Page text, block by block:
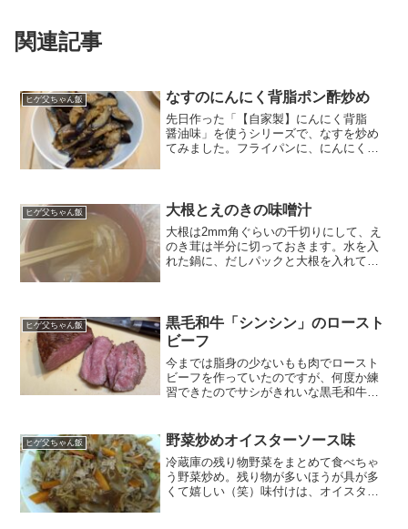
関連記事
ヒゲ父ちゃん飯 なすのにんにく背脂ポン酢炒め
先日作った「【自家製】にんにく背脂
醤油味」を使うシリーズで、なすを炒め
てみました。フライパンに、にんにく背
ジャバ〜っとかけたら完成...
ヒゲ父ちゃん飯 大根とえのきの味噌汁
大根は2mm角ぐらいの千切りにして、え
のき茸は半分に切っておきます。水を入
れた鍋に、だしパックと大根を入れて火
料 大根：5cmぐらい...
ヒゲ父ちゃん飯
黒毛和牛「シンシン」のロースト
ビーフ
今までは脂身の少ないもも肉でロースト
ビーフを作っていたのですが、何度か練
習できたのでサシがきれいな黒毛和牛の
ストビーフになったのですが、子どもた
ちは大喜びで食べていたの...
ヒゲ父ちゃん飯 野菜炒めオイスターソース味
冷蔵庫の残り物野菜をまとめて食べちゃ
う野菜炒め。残り物が多いほうが具が多
くて嬉しい（笑）味付けは、オイスター